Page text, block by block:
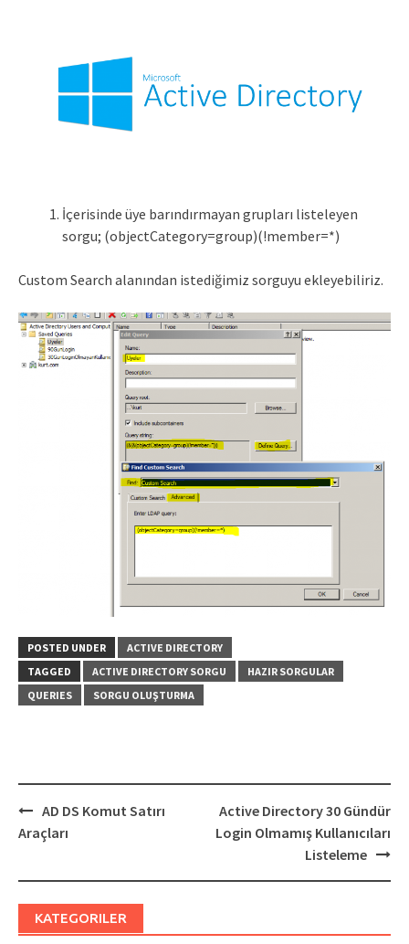
İçerisinde üye barındırmayan grupları listeleyen
sorgu; (objectCategory=group)(!member=*)
Custom Search alanından istediğimiz sorguyu ekleyebiliriz.
POSTED UNDER
ACTIVE DIRECTORY
TAGGED
ACTIVE DIRECTORY SORGU
HAZIR SORGULAR
QUERIES
SORGU OLUŞTURMA
Post
navigation
AD DS Komut Satırı
Araçları
Active Directory 30 Gündür
Login Olmamış Kullanıcıları
Listeleme
KATEGORILER